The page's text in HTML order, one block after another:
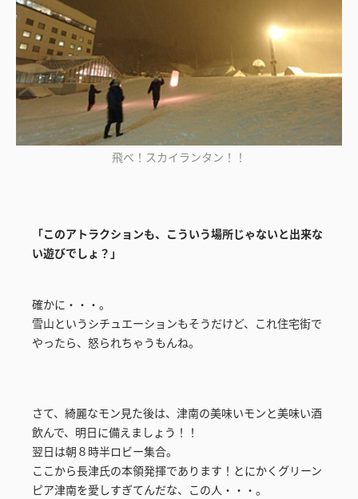
飛べ！スカイランタン！！
「このアトラクションも、こういう場所じゃないと出来な
い遊びでしょ？」
確かに・・・。
雪山というシチュエーションもそうだけど、これ住宅街で
やったら、怒られちゃうもんね。
さて、綺麗なモン見た後は、津南の美味いモンと美味い酒
飲んで、明日に備えましょう！！
翌日は朝８時半ロビー集合。
ここから長津氏の本領発揮であります！とにかくグリーン
ピア津南を愛しすぎてんだな、この人・・・。